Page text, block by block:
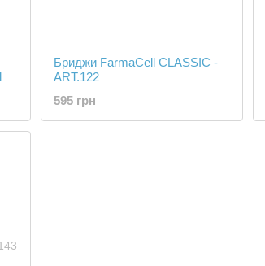
Бриджи FarmaCell CLASSIC -
ART.122
595 грн